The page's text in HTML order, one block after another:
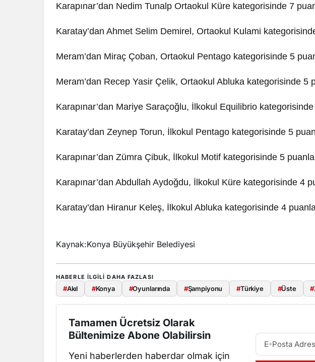
Karapınar’dan Nedim Tunalp Ortaokul Küre kategorisinde 7
Karatay’dan Ahmet Selim Demirel, Ortaokul Kulami
Meram’dan Miraç Çoban, Ortaokul Pentago kategorisinde 5
Meram’dan Recep Yasir Çelik, Ortaokul Abluka kategorisinde 5
Karapınar’dan Mariye Saraçoğlu, İlkokul Equilibrio kategorisinde
Karatay’dan Zeynep Torun, İlkokul Pentago kategorisinde 5
Karapınar’dan Zümra Çibuk, İlkokul Motif kategorisinde 5
Karapınar’dan Abdullah Aydoğdu, İlkokul Küre kategorisinde 4
Karatay’dan Hiranur Keleş, İlkokul Abluka kategorisinde 4
Kaynak:Konya Büyükşehir Belediyesi
HABERLE ILGILI DAHA FAZLASI
#Akıl #Konya #Oyunlarında #Şampiyonu #Türkiye #Üste #
Tamamen Ücretsiz Olarak
Bültenimize Abone Olabilirsin
Yeni haberlerden haberdar olmak için